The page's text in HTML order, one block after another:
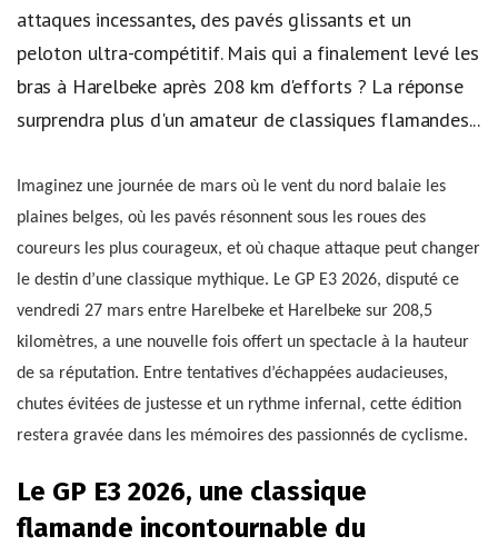
attaques incessantes, des pavés glissants et un
peloton ultra-compétitif. Mais qui a finalement levé les
bras à Harelbeke après 208 km d'efforts ? La réponse
surprendra plus d'un amateur de classiques flamandes...
Imaginez une journée de mars où le vent du nord balaie les
plaines belges, où les pavés résonnent sous les roues des
coureurs les plus courageux, et où chaque attaque peut changer
le destin d’une classique mythique. Le GP E3 2026, disputé ce
vendredi 27 mars entre Harelbeke et Harelbeke sur 208,5
kilomètres, a une nouvelle fois offert un spectacle à la hauteur
de sa réputation. Entre tentatives d’échappées audacieuses,
chutes évitées de justesse et un rythme infernal, cette édition
restera gravée dans les mémoires des passionnés de cyclisme.
Le GP E3 2026, une classique
flamande incontournable du